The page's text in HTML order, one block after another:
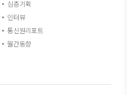
심층기획
인터뷰
통신원리포트
월간동향